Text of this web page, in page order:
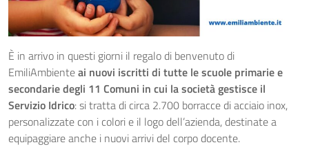
È in arrivo in questi giorni il regalo di benvenuto di
EmiliAmbienteai nuovi iscritti di tutte le scuole primarie e
secondarie degli 11 Comuni in cui la società gestisce il
Servizio Idrico: si tratta di circa 2.700 borracce di acciaio inox,
personalizzate con i colori e il logo dell’azienda, destinate a
equipaggiare anche i nuovi arrivi del corpo docente.